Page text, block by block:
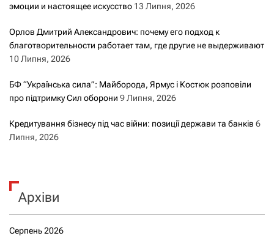
эмоции и настоящее искусство 13 Липня, 2026
Орлов Дмитрий Александрович: почему его подход к
благотворительности работает там, где другие не выдерживают
10 Липня, 2026
БФ “Українська сила”: Майборода, Ярмус і Костюк розповіли
про підтримку Сил оборони 9 Липня, 2026
Кредитування бізнесу під час війни: позиції держави та банків 6
Липня, 2026
Архіви
Серпень 2026